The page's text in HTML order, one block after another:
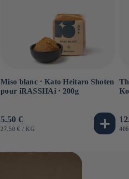
Miso blanc ⋅ Kato Heitaro Shoten
pour iRASSHAi ⋅ 200g
Prix
habituel
5.50 €
PRIX
27.50 € / PAR
KG